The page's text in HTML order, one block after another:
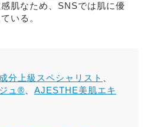
肌なため、SNSでは肌に優
いる。
分上級スペシャリスト
ュ®
AJESTHE美肌エキ